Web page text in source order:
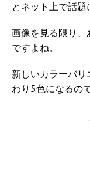
とネット上で話題
画像を見る限り、
ですよね。
新しいカラーバ
わり5色になるの